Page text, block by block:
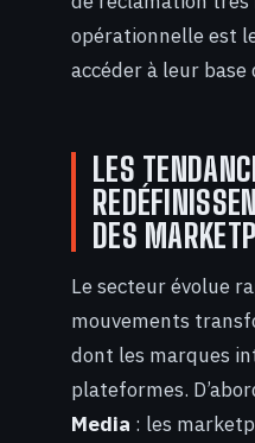
opérationnelle est
accéder à leur base
LES
DES
Le secteur évolue
mouvements
dont les marques
plateformes.
Media : les